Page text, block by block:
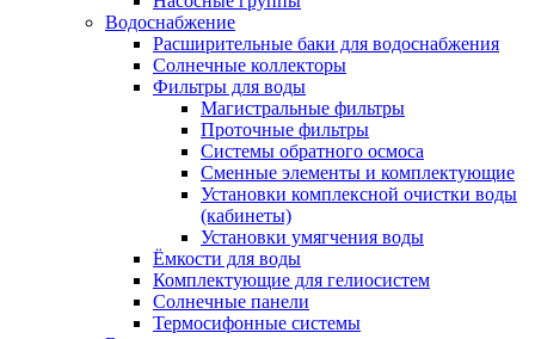
Водоснабжение
Расширительные баки для водоснабжения
Солнечные коллекторы
Фильтры для воды
Магистральные фильтры
Проточные фильтры
Системы обратного осмоса
Сменные элементы и комплектующие
Установки комплексной очистки воды
(кабинеты)
Установки умягчения воды
Ёмкости для воды
Комплектующие для гелиосистем
Солнечные панели
Термосифонные системы